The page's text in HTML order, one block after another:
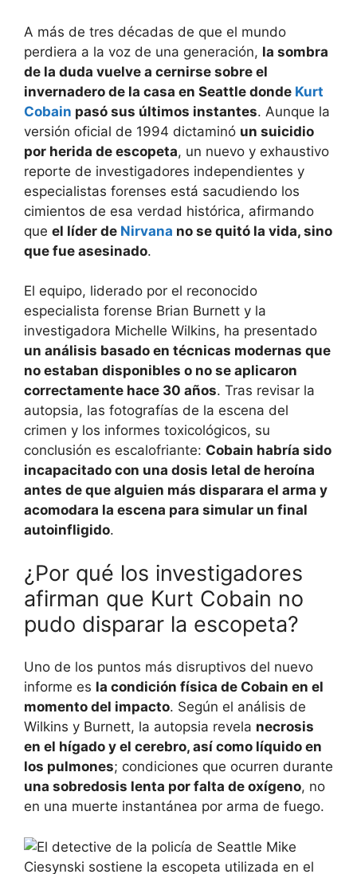
A más de tres décadas de que el mundo
perdiera a la voz de una generación, la sombra
de la duda vuelve a cernirse sobre el
invernadero de la casa en Seattle donde Kurt
Cobain pasó sus últimos instantes. Aunque la
versión oficial de 1994 dictaminó un suicidio
por herida de escopeta, un nuevo y exhaustivo
reporte de investigadores independientes y
especialistas forenses está sacudiendo los
cimientos de esa verdad histórica, afirmando
que el líder de Nirvana no se quitó la vida, sino
que fue asesinado.
El equipo, liderado por el reconocido
especialista forense Brian Burnett y la
investigadora Michelle Wilkins, ha presentado
un análisis basado en técnicas modernas que
no estaban disponibles o no se aplicaron
correctamente hace 30 años. Tras revisar la
autopsia, las fotografías de la escena del
crimen y los informes toxicológicos, su
conclusión es escalofriante: Cobain habría sido
incapacitado con una dosis letal de heroína
antes de que alguien más disparara el arma y
acomodara la escena para simular un final
autoinfligido.
¿Por qué los investigadores
afirman que Kurt Cobain no
pudo disparar la escopeta?
Uno de los puntos más disruptivos del nuevo
informe es la condición física de Cobain en el
momento del impacto. Según el análisis de
Wilkins y Burnett, la autopsia revela necrosis
en el hígado y el cerebro, así como líquido en
los pulmones; condiciones que ocurren durante
una sobredosis lenta por falta de oxígeno, no
en una muerte instantánea por arma de fuego.